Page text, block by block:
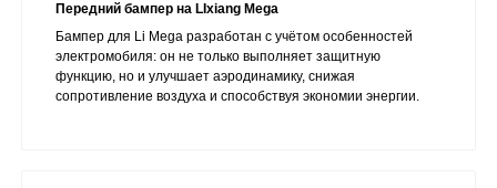
Передний бампер на LIxiang Mega
Бампер для Li Mega разработан с учётом особенностей
электромобиля: он не только выполняет защитную
функцию, но и улучшает аэродинамику, снижая
сопротивление воздуха и способствуя экономии энергии.